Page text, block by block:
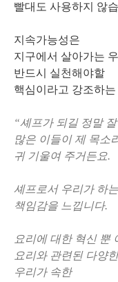
빨대도 사용하지 않
지속가능성은
지구에서 살아가는
반드시 실천해야할
핵심이라고 강조하
“셰프가 되길 정말
많은 이들이 제 목소
귀 기울여 주거든요.
셰프로서 우리가 하
책임감을 느낍니다.
요리에 대한 혁신 뿐
요리와 관련된 다양
우리가 속한